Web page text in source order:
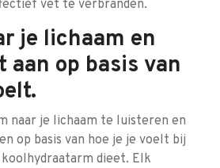
vet te verbranden.
je lichaam en
aan op basis van
naar je lichaam te luisteren en
op basis van hoe je je voelt bij
dieet. Elk